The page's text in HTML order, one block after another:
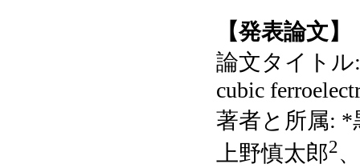
【発表論文】
論文タイトル:
cubic
著者と所属: *
上野慎太郎2